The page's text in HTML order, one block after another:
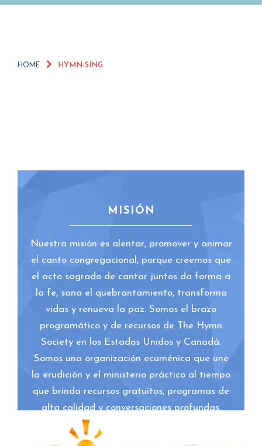
HOME HYMN-SING
MISIÓN
Nuestra misión es alentar, promover y animar
el canto congregacional, porque creemos que
el acto sagrado de cantar juntos da forma a
la fe, sana el quebrantamiento, transforma
vidas y renueva la paz. Somos el brazo
programático y de recursos de The Hymn
Society en los Estados Unidos y Canadá.
Somos una organización ecuménica que une
la erudición y el ministerio práctico al tiempo
que brinda recursos gratuitos, programas de
alta calidad y conversaciones profundas.